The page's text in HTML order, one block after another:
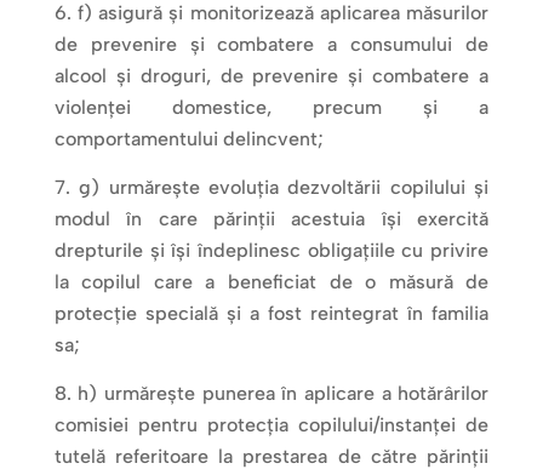
f) asigură și monitorizează aplicarea măsurilor
de prevenire și combatere a consumului de
alcool și droguri, de prevenire și combatere a
violenței domestice, precum și a
comportamentului delincvent;
g) urmărește evoluția dezvoltării copilului și
modul în care părinții acestuia își exercită
drepturile și își îndeplinesc obligațiile cu privire
la copilul care a beneficiat de o măsură de
protecție specială și a fost reintegrat în familia
sa;
h) urmărește punerea în aplicare a hotărârilor
comisiei pentru protecția copilului/instanței de
tutelă referitoare la prestarea de către părinții